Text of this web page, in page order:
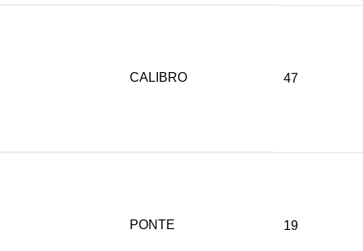
CALIBRO 47
PONTE 19